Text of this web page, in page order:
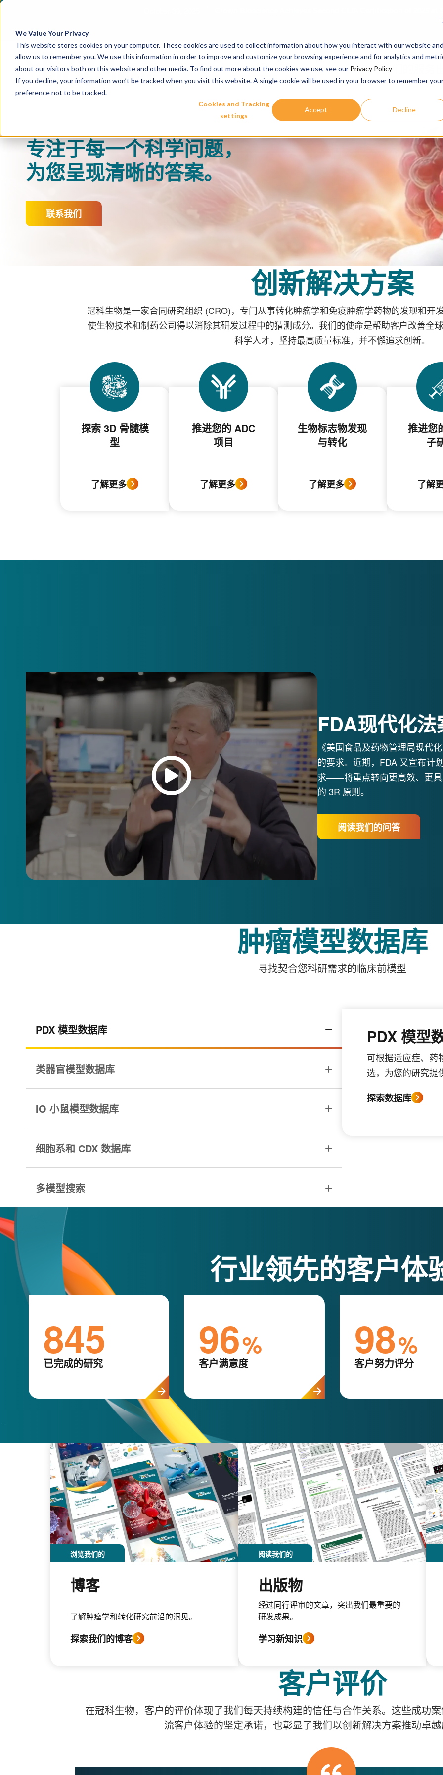
We Value Your Privacy
This website stores cookies on your computer. These cookies are used to collect information about how you interact with our website and
allow us to remember you. We use this information in order to improve and customize your browsing experience and for analytics and
about our visitors both on this website and other media. To find out more about the cookies we use, see our Privacy Policy
If you decline, your information won’t be tracked when you visit this website. A single cookie will be used in your browser to remember your
preference not to be tracked.
Cookies and Tracking
settings
Accept Decline
我们的服务
专注于每一个科学问题，
为您呈现清晰的答案。
联系我们
创新解决方案
冠科生物是一家合同研究组织 (CRO)，专门从事转化肿瘤学和免疫肿瘤学药物的发现和开
使生物技术和制药公司得以消除其研发过程中的猜测成分。 我们的使命是帮助客户改善全
科学人才，坚持最高质量标准，并不懈追求创新。
探索 3D 骨髓模
型
了解更多
推进您的 ADC
项目
了解更多
生物标志物发现
与转化
了解更多
推进您
子
了解
FDA现代化
《美国食品及药物管理局现代
的要求。近期，FDA 又宣布计
求——将重点转向更高效、更具
的 3R 原则。
阅读我们的问答
肿瘤模型数据库
寻找契合您科研需求的临床前模型
PDX 模型数据库
类器官模型数据库
IO 小鼠模型数据库
细胞系和 CDX 数据库
多模型搜索
PDX 模型
可根据适应症、药
选，为您的研究提
探索数据库
行业领先的客户体
845
已完成的研究 96%
客户满意度 98%
客户努力评分
浏览我们的
博客
了解肿瘤学和转化研究前沿的洞见。
探索我们的博客
阅读我们的
出版物
经过同行评审的文章，突出我们最重要的
研发成果。
学习新知识
客户评价
在冠科生物，客户的评价体现了我们每天持续构建的信任与合作关系。这些成功
流客户体验的坚定承诺，也彰显了我们以创新解决方案推动卓